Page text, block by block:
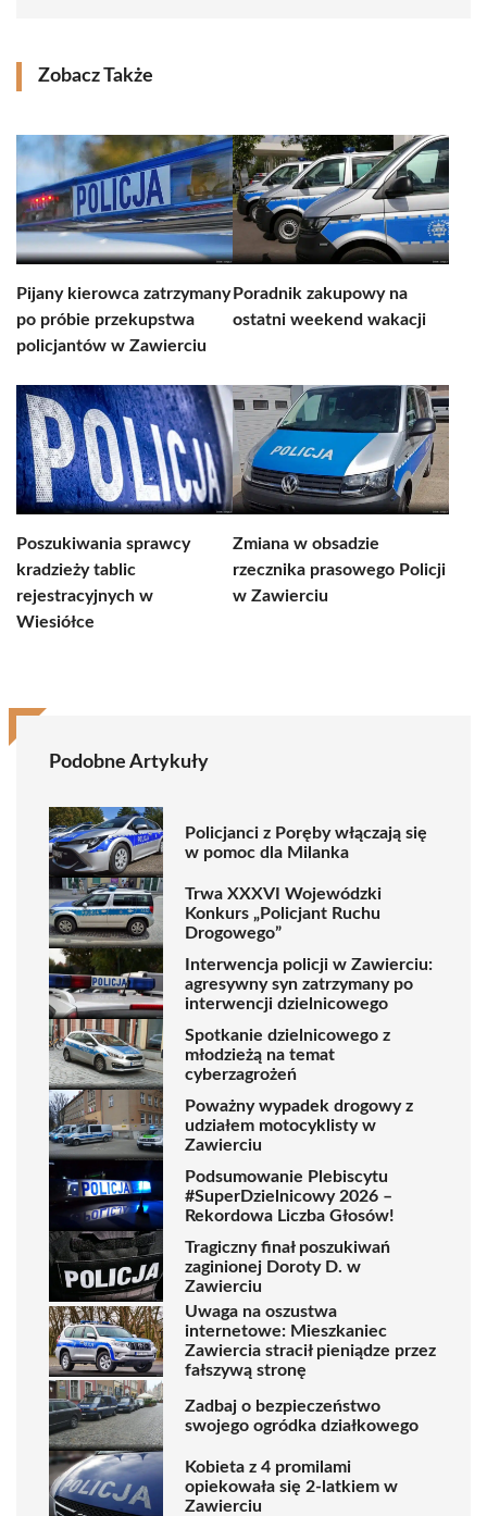
Zobacz Także
Pijany kierowca zatrzymany
po próbie przekupstwa
policjantów w Zawierciu
Poradnik zakupowy na
ostatni weekend wakacji
Poszukiwania sprawcy
kradzieży tablic
rejestracyjnych w
Wiesiółce
Zmiana w obsadzie
rzecznika prasowego Policji
w Zawierciu
Podobne Artykuły
Policjanci z Poręby włączają się
w pomoc dla Milanka
Trwa XXXVI Wojewódzki
Konkurs „Policjant Ruchu
Drogowego”
Interwencja policji w Zawierciu:
agresywny syn zatrzymany po
interwencji dzielnicowego
Spotkanie dzielnicowego z
młodzieżą na temat
cyberzagrożeń
Poważny wypadek drogowy z
udziałem motocyklisty w
Zawierciu
Podsumowanie Plebiscytu
#SuperDzielnicowy 2026 –
Rekordowa Liczba Głosów!
Tragiczny finał poszukiwań
zaginionej Doroty D. w
Zawierciu
Uwaga na oszustwa
internetowe: Mieszkaniec
Zawiercia stracił pieniądze przez
fałszywą stronę
Zadbaj o bezpieczeństwo
swojego ogródka działkowego
Kobieta z 4 promilami
opiekowała się 2-latkiem w
Zawierciu